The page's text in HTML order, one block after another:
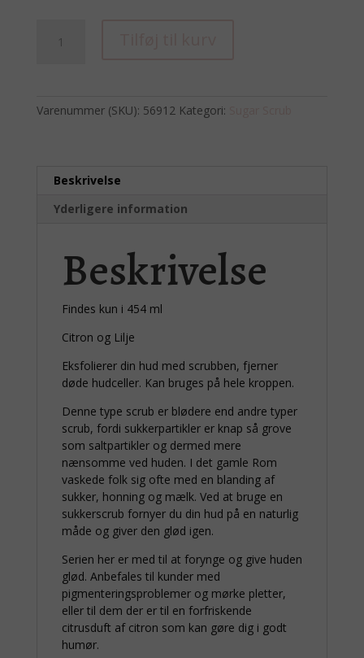
Scrub
454
Varenummer (SKU): 56912 Kategori:
Beskrivelse
Yderligere information
Beskrivelse
Findes kun i 454 ml
Citron og Lilje
Eksfolierer din hud med scrubben, fjerner
døde hudceller. Kan bruges på hele kroppen.
Denne type scrub er blødere end andre typer
scrub, fordi sukkerpartikler er knap så grove
som saltpartikler og dermed mere
nænsomme ved huden. I det gamle Rom
vaskede folk sig ofte med en blanding af
sukker, honning og mælk. Ved at bruge en
sukkerscrub fornyer du din hud på en naturlig
måde og giver den glød igen.
Serien her er med til at forynge og give huden
glød. Anbefales til kunder med
pigmenteringsproblemer og mørke pletter,
eller til dem der er til en forfriskende
citrusduft af citron som kan gøre dig i godt
humør.